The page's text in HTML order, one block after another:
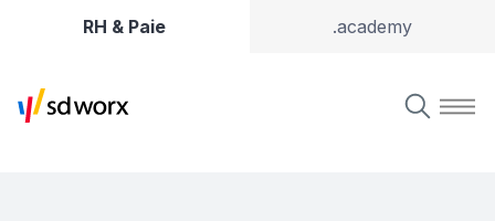
RH & Paie .academy